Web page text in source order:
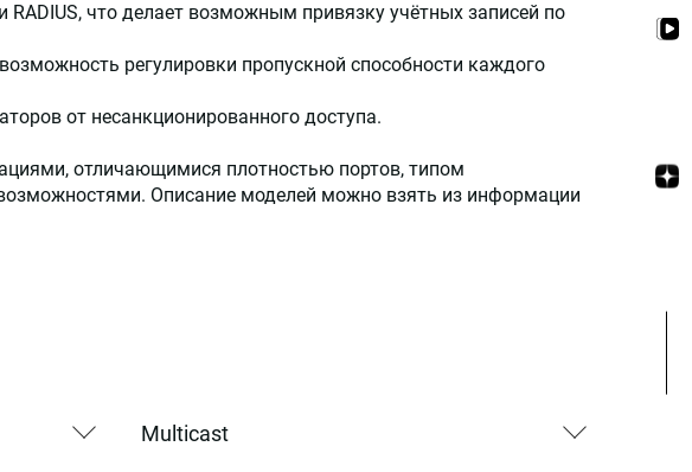
что делает возможным привязку учётных записей по
регулировки пропускной способности каждого
от несанкционированного доступа.
отличающимися плотностью портов, типом
Описание моделей можно взять из информации
Multicast